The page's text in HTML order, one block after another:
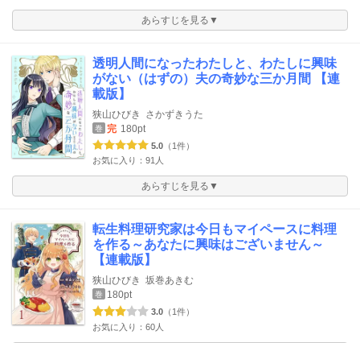
あらすじを見る▼
透明人間になったわたしと、わたしに興味
がない（はずの）夫の奇妙な三か月間 【連
載版】
狭山ひびき さかずきうた
巻 完 180pt
5.0 （1件）
お気に入り：91人
あらすじを見る▼
転生料理研究家は今日もマイペースに料理
を作る～あなたに興味はございません～
【連載版】
狭山ひびき 坂巻あきむ
巻 180pt
3.0 （1件）
お気に入り：60人